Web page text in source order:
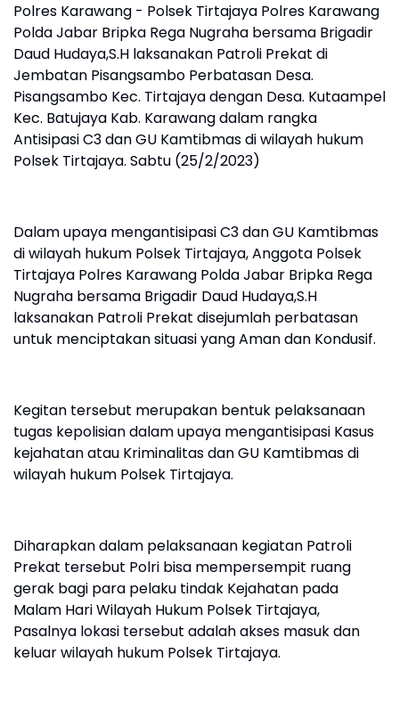
Polres Karawang - Polsek Tirtajaya Polres Karawang
Polda Jabar Bripka Rega Nugraha bersama Brigadir
Daud Hudaya,S.H laksanakan Patroli Prekat di
Jembatan Pisangsambo Perbatasan Desa.
Pisangsambo Kec. Tirtajaya dengan Desa. Kutaampel
Kec. Batujaya Kab. Karawang dalam rangka
Antisipasi C3 dan GU Kamtibmas di wilayah hukum
Polsek Tirtajaya. Sabtu (25/2/2023)
Dalam upaya mengantisipasi C3 dan GU Kamtibmas
di wilayah hukum Polsek Tirtajaya, Anggota Polsek
Tirtajaya Polres Karawang Polda Jabar Bripka Rega
Nugraha bersama Brigadir Daud Hudaya,S.H
laksanakan Patroli Prekat disejumlah perbatasan
untuk menciptakan situasi yang Aman dan Kondusif.
Kegitan tersebut merupakan bentuk pelaksanaan
tugas kepolisian dalam upaya mengantisipasi Kasus
kejahatan atau Kriminalitas dan GU Kamtibmas di
wilayah hukum Polsek Tirtajaya.
Diharapkan dalam pelaksanaan kegiatan Patroli
Prekat tersebut Polri bisa mempersempit ruang
gerak bagi para pelaku tindak Kejahatan pada
Malam Hari Wilayah Hukum Polsek Tirtajaya,
Pasalnya lokasi tersebut adalah akses masuk dan
keluar wilayah hukum Polsek Tirtajaya.